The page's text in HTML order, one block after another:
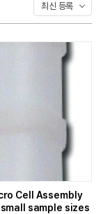
최신 등록
Cell Assembly
sample sizes